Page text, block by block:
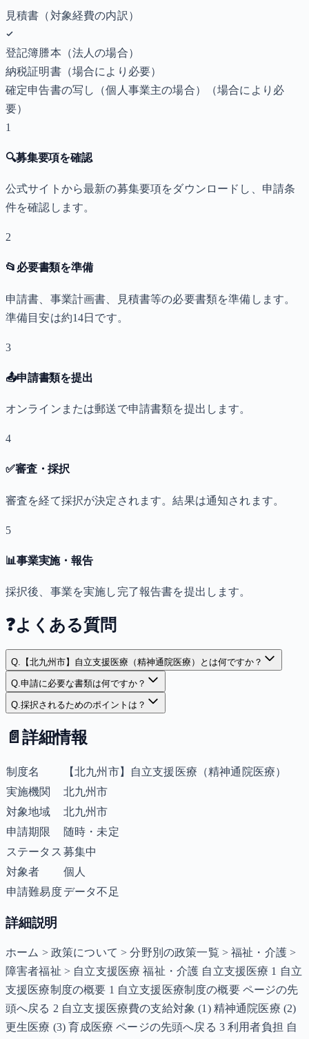
見積書（対象経費の内訳）
登記簿謄本（法人の場合）
納税証明書（場合により必要）
確定申告書の写し（個人事業主の場合）
（場合により必
要）
1
🔍募集要項を確認
公式サイトから最新の募集要項をダウンロードし、申請条
件を確認します。
2
📂 必要書類を準備
申請書、事業計画書、見積書等の必要書類を準備します。
準備目安は約14日です。
3
📤申請書類を提出
オンラインまたは郵送で申請書類を提出します。
4
✅審査・採択
審査を経て採択が決定されます。結果は通知されます。
5
📊事業実施・報告
採択後、事業を実施し完了報告書を提出します。
❓よくある質問
Q. 【北九州市】自立支援医療（精神通院医療）とは何ですか？
Q.申請に必要な書類は何ですか？
Q.採択されるためのポイントは？
📄 詳細情報
制度名
【北九州市】自立支援医療（精神通院医療）
実施機関
北九州市
対象地域
北九州市
申請期限
随時・未定
ステータス 募集中
対象者
個人
申請難易度データ不足
詳細説明
ホーム > 政策について > 分野別の政策一覧 > 福祉・介護 >
障害者福祉 > 自立支援医療 福祉・介護 自立支援医療 1 自立
支援医療制度の概要 1 自立支援医療制度の概要 ページの先
頭へ戻る 2 自立支援医療費の支給対象 (1) 精神通院医療 (2)
更生医療 (3) 育成医療 ページの先頭へ戻る 3 利用者負担 自